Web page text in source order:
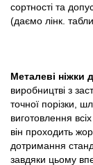
сортності та
(даємо
Металеві ніжки
виробництві з
точної порізки,
виготовлення
він проходить
дотримання
завдяки цьому